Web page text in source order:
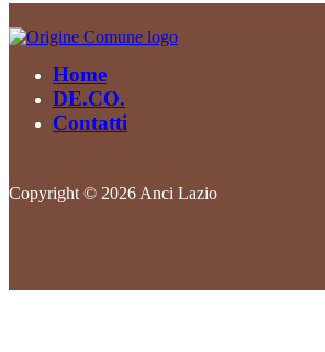
Home
DE.CO.
Contatti
Copyright © 2026 Anci Lazio